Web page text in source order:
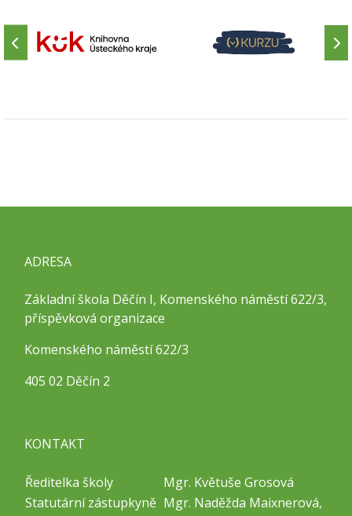
ADRESA
Základní škola Děčín I, Komenského náměstí 622/3,
příspěvková organizace
Komenského náměstí 622/3
405 02 Děčín 2
KONTAKT
Ředitelka školy
Mgr. Květuše Grosová
Statutární zástupkyně Mgr. Naděžda Maixnerová,